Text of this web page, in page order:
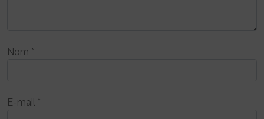
Nom *
E-mail *